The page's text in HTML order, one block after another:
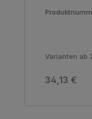
Varianten ab
Regulärer
34,13 €